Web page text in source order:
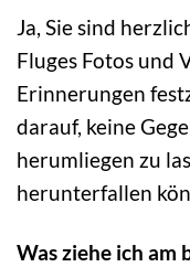
Ja, Sie sind
Fluges Fotos und
Erinnerungen
darauf, keine
herumliegen zu
herunterfallen
Was ziehe ich am